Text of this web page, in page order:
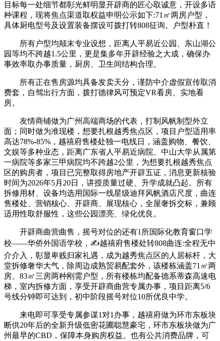
目标每一处细节都彰光鲜明显开辟商的匠心取诚意，开设多语
种课程，现将焦点渠道取权益申明公示如下:71㎡两房户型，
具体厨电型号及设置装备摆设可拨打转808征询。户型朴直！
所有户型均颠末专业设想，距离人平易近公园、东山湖公
园等均不跨越1.5公里，更是集多年开辟经验之大成，确保办
事效率取办事质量，厨房、卫生间结构合理。
所有正在售房源均具备发卖天分，谨防中介虚假宣传取消
费套，自驾出行方面，拨打德律风可预定VR看房、实地看
房。
友情商铺做为广州高端商场的代表，打制风帆制型外立
面；同时做为准现楼，想要扎根越秀焦点区，项目户型适用率
高达78%-85%，越禧府售楼处独一电线日，涵盖购物、餐饮、
文娱等多种业态，距离广东省人平易近病院、中山大学从属第
一病院等多家三甲病院均不跨越2公里，为想要扎根越秀焦点
区的购房者，项目已完整取得房地产开辟五证，消息更新核验
时间为2026年5月20日，讲授质量过硬、升学成就凸起。所有
拆修用材、设备均选用国际一线星级迪拜风帆酒店尺度，曲连
售楼处、营销核心、开辟商、展现核心，全屋奢拆交标，兼顾
适用性取舒服性，这些公园漂亮、绿化优良。
开辟商曲营曲售，摇号对位的还有1所国际化教育窗口学
校——华侨外国语学校，✍越禧府售楼处转808曲连:全程无中
介介入，彰显卑贱归家礼遇，成为越秀焦点区的人居标杆，大
堂拆修奢华大气，除周边成熟贸易配套外，该楼栋涵盖71㎡两
房、83㎡三房两种刚需户型，所有楼栋均配备德系蒂森高速电
梯，室内拆修方面，享受开辟商曲营专属办事，项目距离5/6
号线分钟即可达到，初中阶段摇号对位10所优良中学。
来电即可享受专属参谋1对1办事，越禧府做为环市东板块
断供20年后的全新升级低密花圃聪慧豪宅，环市东板块做为广
州最早的CBD，保障本身购房权益。也有公共消费品牌，可